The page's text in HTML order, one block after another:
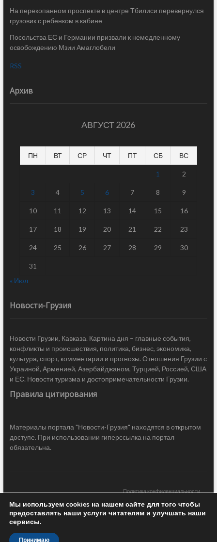
На перекопанном проспекте в центре Тбилиси перевернулся
грузовик с ребенком в кабине
Посольства ЕС и Германии призвали к немедленному
освобождению Мзии Амаглобели
RSS
Архив
АВГУСТ 2026
ПН ВТ СР ЧТ ПТ СБ ВС
1 2
3 4 5 6 7 8 9
10 11 12 13 14 15 16
17 18 19 20 21 22 23
24 25 26 27 28 29 30
31
« Июл
Новости-Грузия
Новости Грузии, Кавказа. Картина дня – главные события,
конфликты и происшествия, политика, бизнес, экономика,
культура, спорт, комментарии и прогнозы. Отношения Грузии с
Украиной, Арменией, Азербайджаном, Турцией, Россией, США
и ЕС. Новости туризма и достопримечательности Грузии.
Правила цитирования
Материалы портала "Новости-Грузия" находятся в открытом
доступе. При использовании гиперссылка на портал
обязательна.
Политика конфиденциальности
Новости Грузии| Black Sea Press LTD © 2020 All Rights Reserved /
Design & development —
Мы используем cookies на нашем сайте для того чтобы
предоставлять наши услуги читателям и улучшать наши
сервисы.
Принимаю